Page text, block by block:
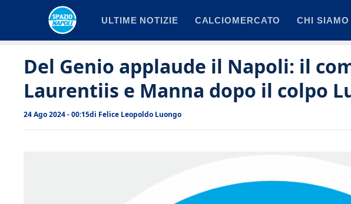
ULTIME NOTIZIE CALCIOMERCATO CHI SIAMO
Del Genio applaude il Napoli: il
Laurentiis e Manna dopo il colpo
24 Ago 2024 - 00:15di Felice Leopoldo Luongo